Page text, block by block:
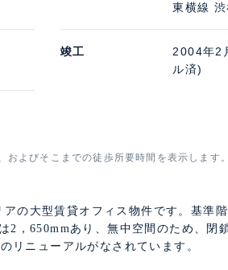
東横線
竣工
2004年2
ル済)
よびそこまでの徒歩所要時間を表示します
の大型賃貸オフィス物件です。基準
2，650mmあり、無中空間のため、閉
リニューアルがなされています。